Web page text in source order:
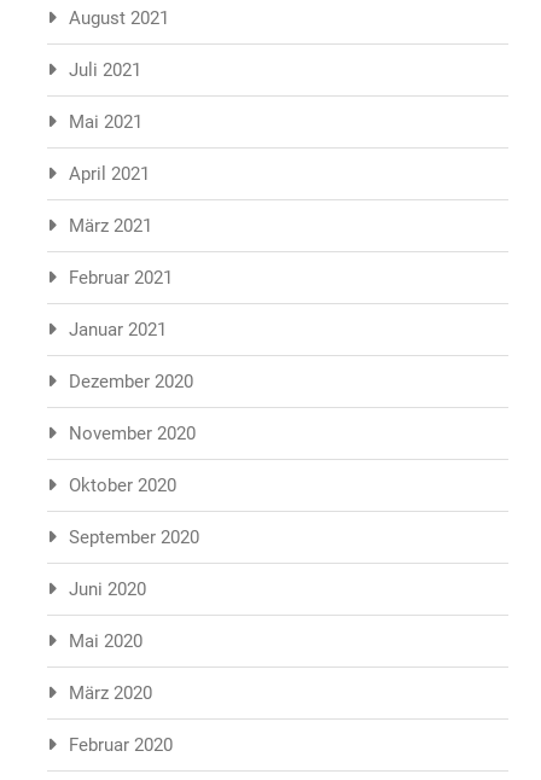
August 2021
Juli 2021
Mai 2021
April 2021
März 2021
Februar 2021
Januar 2021
Dezember 2020
November 2020
Oktober 2020
September 2020
Juni 2020
Mai 2020
März 2020
Februar 2020